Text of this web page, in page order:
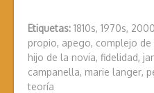
Etiquetas: 1810s, 1970s,
propio, apego, complejo de
hijo de la novia, fidelidad,
campanella, marie langer,
teoría